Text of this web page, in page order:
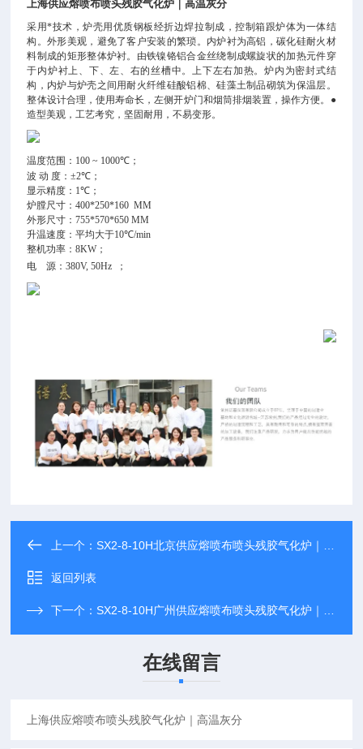
上海供应熔喷布喷头残胶气化炉｜高温灰分
采用*技术，炉壳用优质钢板经折边焊拉制成，控制箱跟炉体为一体结
构。外形美观，避免了客户安装的繁琐。内炉衬为高铝，碳化硅耐火材
料制成的矩形整体炉衬。由铁镍铬铝合金丝绕制成螺旋状的加热元件穿
于内炉衬上、下、左、右的丝槽中。上下左右加热。炉内为密封式结
构，内炉与炉壳之间用耐火纤维硅酸铝棉、硅藻土制品砌筑为保温层。
整体设计合理，使用寿命长，左侧开炉门和烟筒排烟装置，操作方便。●
造型美观，工艺考究，坚固耐用，不易变形。
温度范围： 100 ~ 1000℃；
波 动 度：±2℃；
显示精度： 1℃；
炉膛尺寸：400*250*160 MM
外形尺寸：755*570*650 MM
升温速度：平均大于10℃/min
整机功率：8KW ；
电
源：380V, 50Hz ；
上一个：SX2-8-10H北京供应熔喷布喷头残胶气化炉｜高温灰分
返回列表
下一个：SX2-8-10H广州供应熔喷布喷头残胶气化炉｜高温灰分炉
在线留言